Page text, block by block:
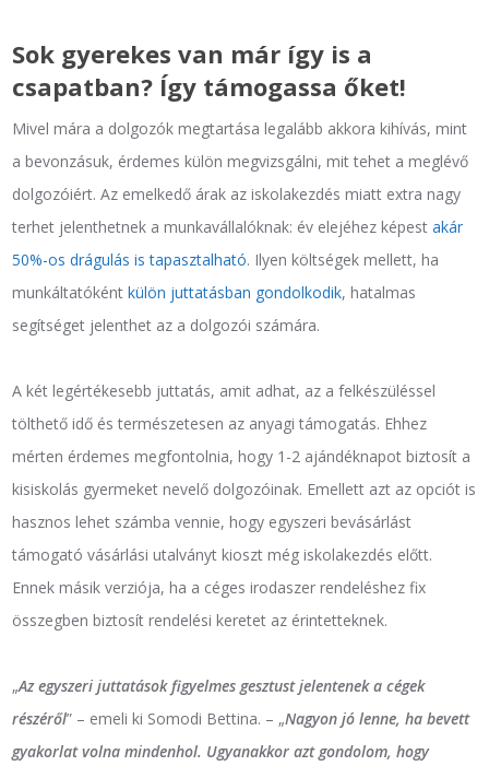
Sok gyerekes van már így is a
csapatban? Így támogassa őket!
Mivel mára a dolgozók megtartása legalább akkora kihívás, mint
a bevonzásuk, érdemes külön megvizsgálni, mit tehet a meglévő
dolgozóiért. Az emelkedő árak az iskolakezdés miatt extra nagy
terhet jelenthetnek a munkavállalóknak: év elejéhez képestakár
50%-os drágulás is tapasztalható. Ilyen költségek mellett, ha
munkáltatókéntkülön juttatásban gondolkodik, hatalmas
segítséget jelenthet az a dolgozói számára.
A két legértékesebb juttatás, amit adhat, az a felkészüléssel
tölthető idő és természetesen az anyagi támogatás. Ehhez
mérten érdemes megfontolnia, hogy 1-2 ajándéknapot biztosít a
kisiskolás gyermeket nevelő dolgozóinak. Emellett azt az opciót is
hasznos lehet számba vennie, hogy egyszeri bevásárlást
támogató vásárlási utalványt kioszt még iskolakezdés előtt.
Ennek másik verziója, ha a céges irodaszer rendeléshez fix
összegben biztosít rendelési keretet az érintetteknek.
„Az egyszeri juttatások figyelmes gesztust jelentenek a cégek
részéről” – emeli ki Somodi Bettina. – „Nagyon jó lenne, ha bevett
gyakorlat volna mindenhol. Ugyanakkor azt gondolom, hogy